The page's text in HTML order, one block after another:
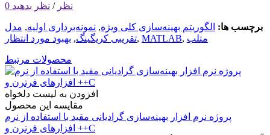
0 نظر / نظر بدهید
برچسب ها: الگوریتم بهینه‌سازی کلی ویژه, نمونه‌برداری اولیه, مدل
تقریبی کریگینگ, بهبود مورد انتظار , MATLAB, متلب
محصولات مرتبط
افزودن به لیست دلخواه
مقایسه این محصول
پروژه نرم افزار بهینه‌سازی گرادیانی مقید با استفاده از نرم
افزارهای فرترن و ++C